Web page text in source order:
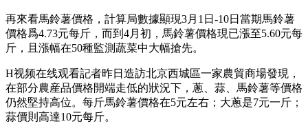
再來看馬鈴薯價格，計算局數據顯現3月1日-10日當期馬鈴薯
價格爲4.73元每斤，而到4月初，馬鈴薯價格現已漲至5.60元每
斤，且漲幅在50種監測蔬菜中大幅搶先。
H视频在线观看記者昨日造訪北京西城區一家農貿商場發現，
在部分農産品價格開端走低的狀況下，蔥、蒜、馬鈴薯等價格
仍然堅持高位。每斤馬鈴薯價格在5元左右；大蔥是7元一斤；
蒜價則高達10元每斤。